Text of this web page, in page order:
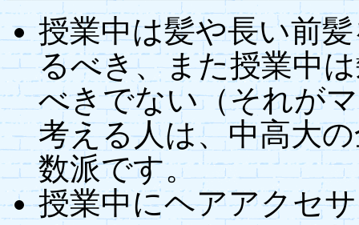
授業中は髪や長い前
るべき、また授業中
べきでない（それが
考える人は、中高大
数派です。
授業中にヘアアクセ